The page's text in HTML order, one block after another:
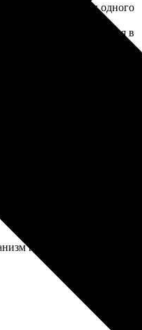
в течении одного
чего передаются
либо отправляются в
немного туговатый, но